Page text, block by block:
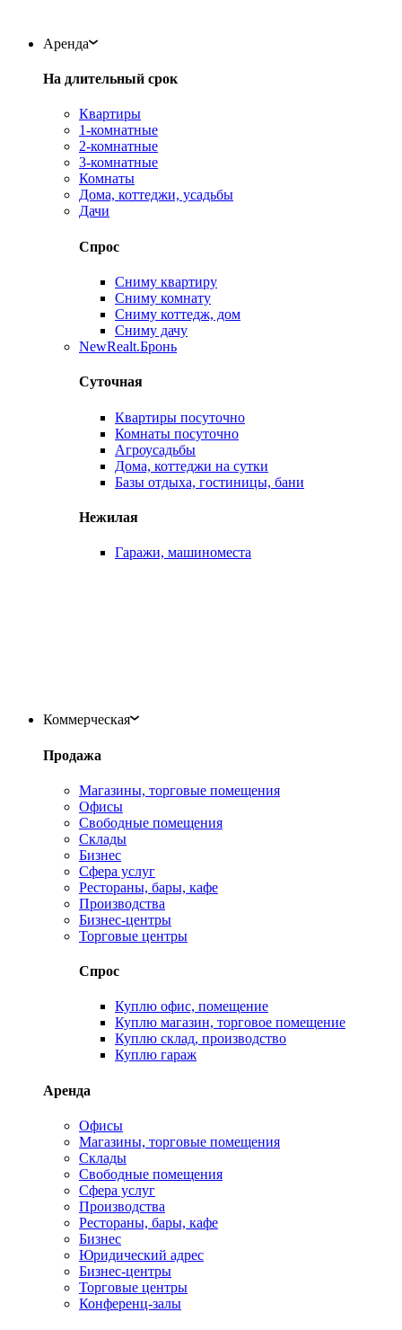
Аренда
На длительный срок
Квартиры
1-комнатные
2-комнатные
3-комнатные
Комнаты
Дома, коттеджи, усадьбы
Дачи
Спрос
Сниму квартиру
Сниму комнату
Сниму коттедж, дом
Сниму дачу
NewRealt.Бронь
Суточная
Квартиры посуточно
Комнаты посуточно
Агроусадьбы
Дома, коттеджи на сутки
Базы отдыха, гостиницы, бани
Нежилая
Гаражи, машиноместа
Коммерческая
Продажа
Магазины, торговые помещения
Офисы
Свободные помещения
Склады
Бизнес
Сфера услуг
Рестораны, бары, кафе
Производства
Бизнес-центры
Торговые центры
Спрос
Куплю офис, помещение
Куплю магазин, торговое помещение
Куплю склад, производство
Куплю гараж
Аренда
Офисы
Магазины, торговые помещения
Склады
Свободные помещения
Сфера услуг
Производства
Рестораны, бары, кафе
Бизнес
Юридический адрес
Бизнес-центры
Торговые центры
Конференц-залы